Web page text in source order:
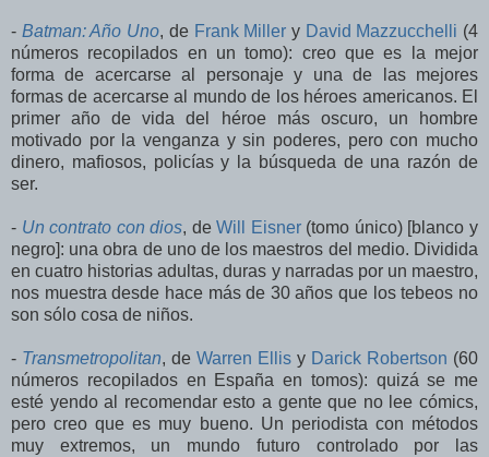
- Batman: Año Uno, de Frank Miller y David Mazzucchelli (4
números recopilados en un tomo): creo que es la mejor
forma de acercarse al personaje y una de las mejores
formas de acercarse al mundo de los héroes americanos. El
primer año de vida del héroe más oscuro, un hombre
motivado por la venganza y sin poderes, pero con mucho
dinero, mafiosos, policías y la búsqueda de una razón de
ser.
- Un contrato con dios, deWill Eisner(tomo único) [blanco y
negro]: una obra de uno de los maestros del medio. Dividida
en cuatro historias adultas, duras y narradas por un maestro,
nos muestra desde hace más de 30 años que los tebeos no
son sólo cosa de niños.
- Transmetropolitan, de Warren Ellis y Darick Robertson (60
números recopilados en España en tomos): quizá se me
esté yendo al recomendar esto a gente que no lee cómics,
pero creo que es muy bueno. Un periodista con métodos
muy extremos, un mundo futuro controlado por las